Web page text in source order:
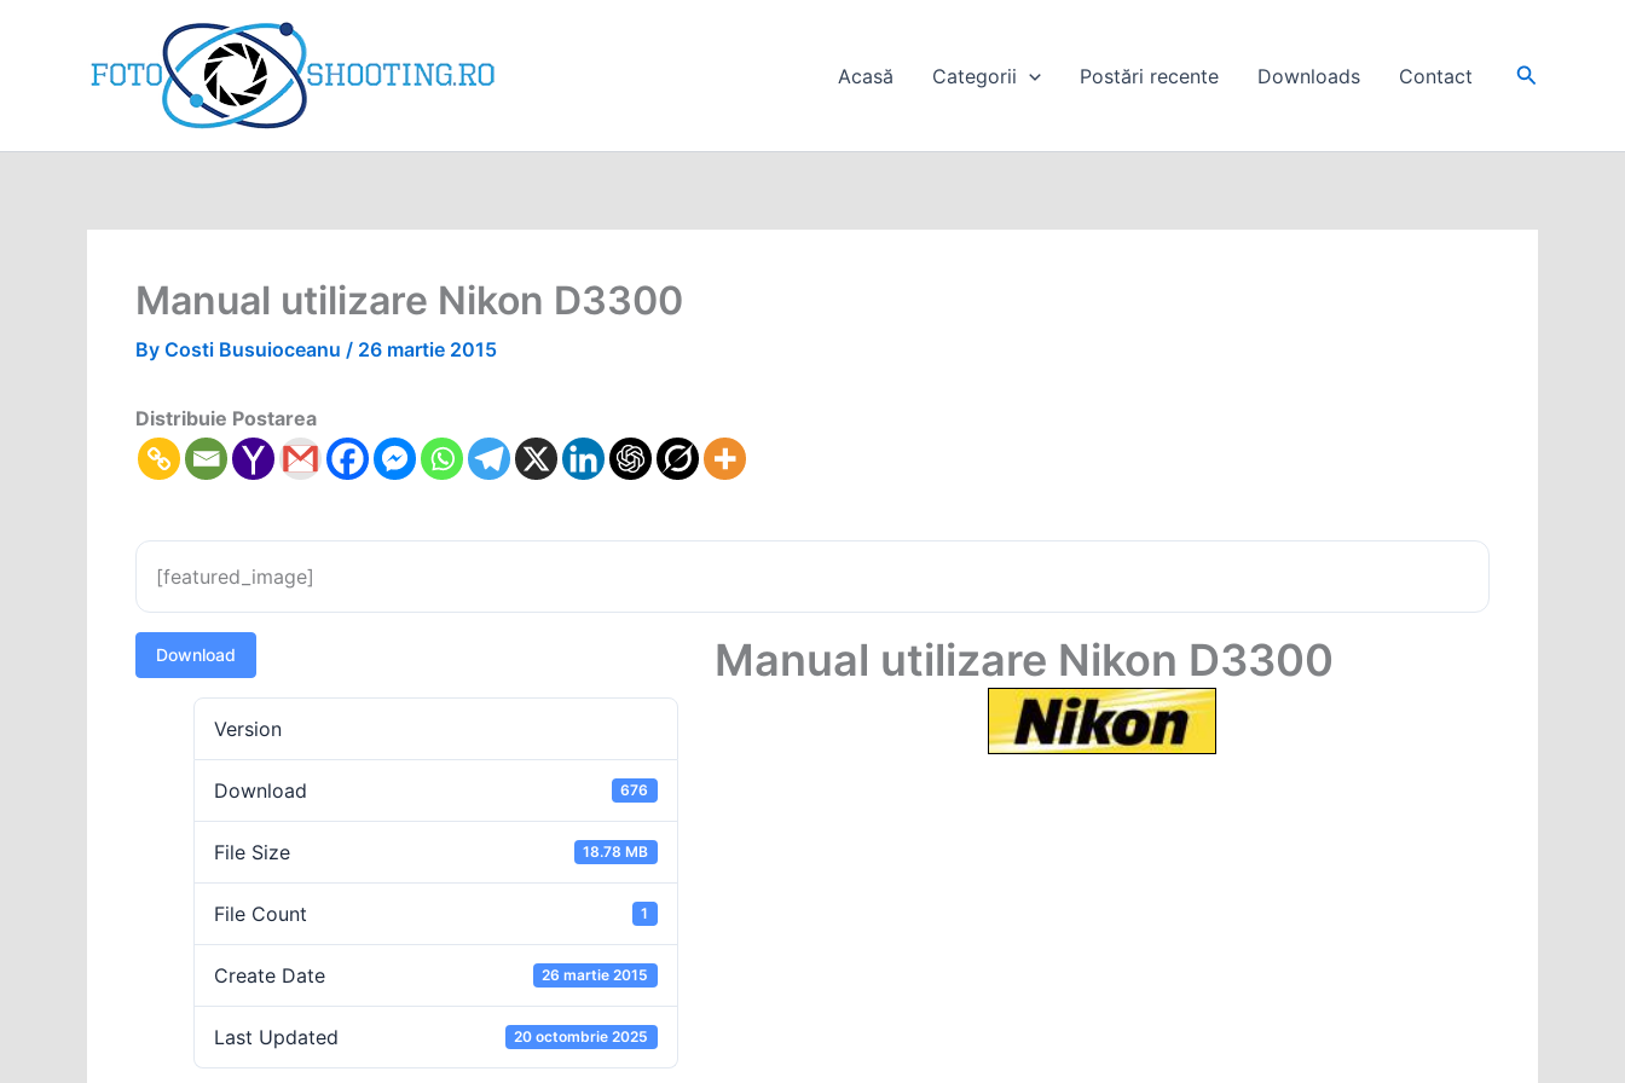
Acasă Categorii Postări recente Downloads Contact Search
Manual utilizare Nikon D3300
By Costi Busuioceanu / 26 martie 2015
Distribuie Postarea
[featured_image]
Download
Version
Download 676
File Size 18.78 MB
File Count 1
Create Date 26 martie 2015
Last Updated 20 octombrie 2025
Manual utilizare Nikon D3300